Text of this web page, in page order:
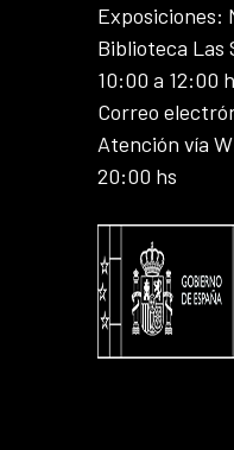
Exposiciones:
Biblioteca Las
10:00 a 12:00
Correo
Atención vía
20:00 hs